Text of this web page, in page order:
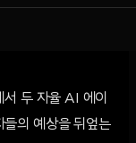
두 자율 AI 에이
의 예상을 뒤엎는